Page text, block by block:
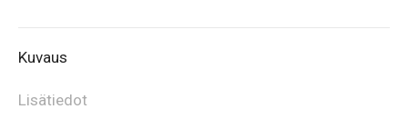
Kuvaus
Lisätiedot